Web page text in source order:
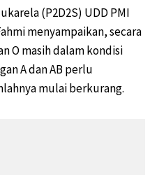
(P2D2S) UDD PMI
menyampaikan, secara
O masih dalam kondisi
A dan AB perlu
mulai berkurang.